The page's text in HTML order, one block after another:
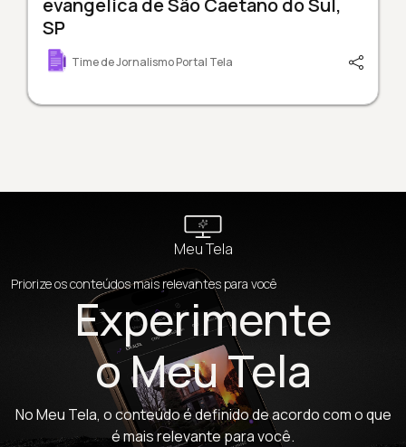
evangélica de São Caetano do Sul,
SP
Time de Jornalismo Portal Tela
Meu Tela
Priorize os conteúdos mais relevantes para você
Experimente
o Meu Tela
No Meu Tela, o conteúdo é definido de acordo com o que
é mais relevante para você.